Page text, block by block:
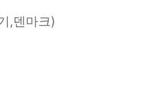
,덴마크)